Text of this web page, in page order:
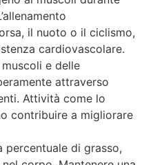
il nuoto o il ciclismo,
cardiovascolare.
e delle
attraverso
Attività come lo
contribuire a migliorare
percentuale di grasso,